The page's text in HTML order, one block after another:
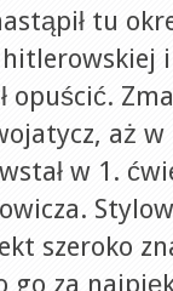
tu
opuścić.
aż w
w 1.
szeroko
za